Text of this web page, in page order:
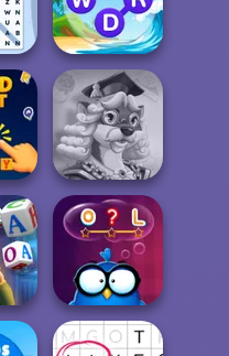
Ultimate Word
Games
2
Word Connect
Puzzle
Words With Prof.
Wisely